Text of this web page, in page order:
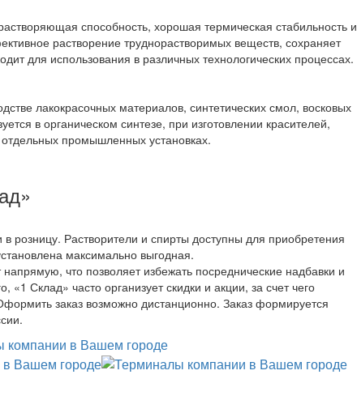
способность, хорошая термическая стабильность и
растворение труднорастворимых веществ, сохраняет
для использования в различных технологических процессах.
лакокрасочных материалов, синтетических смол, восковых
в органическом синтезе, при изготовлении красителей,
промышленных установках.
розницу. Растворители и спирты доступны для приобретения
максимально выгодная.
что позволяет избежать посреднические надбавки и
Склад» часто организует скидки и акции, за счет чего
заказ возможно дистанционно. Заказ формируется